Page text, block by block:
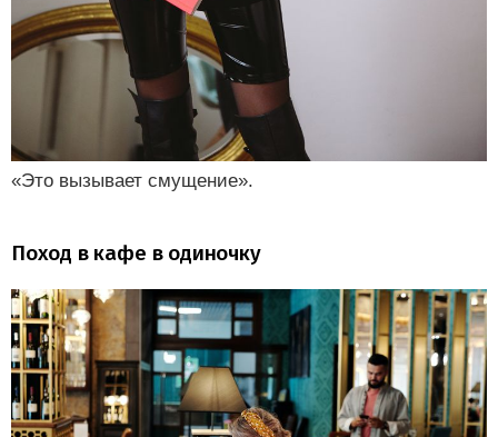
«Это вызывает смущение».
Поход в кафе в одиночку